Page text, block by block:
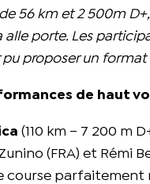
56 km et 2 500m
alle porte. Les
pu proposer un format
de haut vol
(110 km – 7 200 m
(FRA) et Rémi
course parfaitement